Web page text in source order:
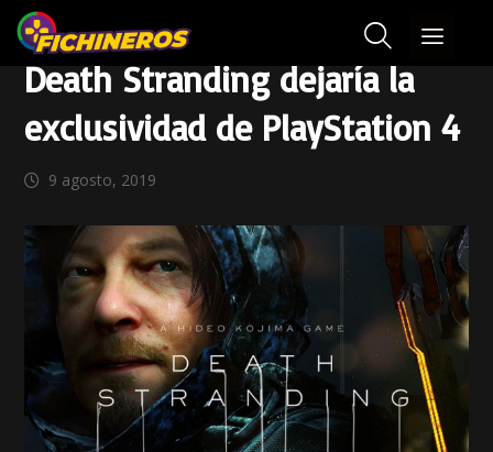
Death Stranding dejaría la
exclusividad de PlayStation 4
9 agosto, 2019